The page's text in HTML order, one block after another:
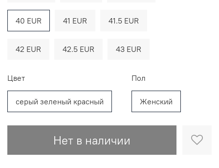
Нет в наличии
40 EUR 41 EUR 41.5 EUR
42 EUR 42.5 EUR 43 EUR
Цвет
серый зеленый красный
Пол
Женский